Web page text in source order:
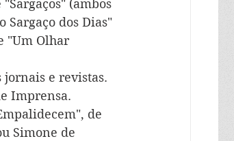
(ambos
Sargaço dos Dias"
"Um Olhar
e revistas.
Imprensa.
de
Simone de